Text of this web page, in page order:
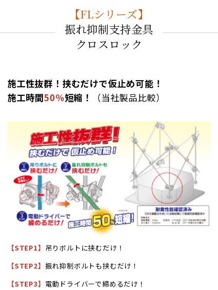
【FLシリーズ】
振れ抑制支持金具
クロスロック
施工性抜群！挟むだけで仮止め可能！
施工時間50％短縮！ （当社製品比較）
【STEP1】 吊りボルトに挟むだけ！
【STEP2】 振れ抑制ボルトも挟むだけ！
【STEP3】 電動ドライバーで締めるだけ！